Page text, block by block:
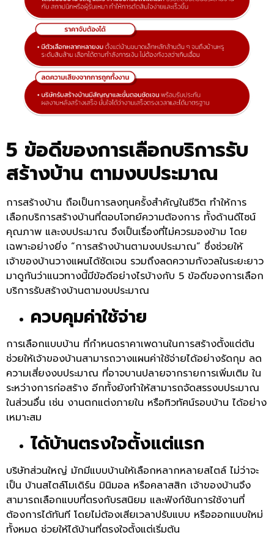
5 ข้อดีของการเลือกบริการรับ
สร้างบ้าน ตามงบประมาณ
การสร้างบ้าน ถือเป็นการลงทุนครั้งสำคัญในชีวิต ทำให้การ
เลือกบริการสร้างบ้านที่ตอบโจทย์ความต้องการ ทั้งด้านดีไซน์
คุณภาพ และงบประมาณ จึงเป็นเรื่องที่ไม่ควรมองข้าม โดย
เฉพาะอย่างยิ่ง “การสร้างบ้านตามงบประมาณ” ซึ่งช่วยให้
เจ้าของบ้านวางแผนได้ชัดเจน รวมถึงลดความกังวลในระยะยาว
มาดูกันว่าแนวทางนี้มีข้อดีอย่างไรบ้างกับ 5 ข้อดีของการเลือก
บริการรับสร้างบ้านตามงบประมาณ
ควบคุมค่าใช้จ่าย
การเลือกแบบบ้าน ที่กำหนดราคาเพดานในการสร้างตั้งแต่ต้น
ช่วยให้เจ้าของบ้านสามารถวางแผนค่าใช้จ่ายได้อย่างรัดกุม ลด
ความเสี่ยงงบประมาณ ที่อาจบานปลายจากรายการเพิ่มเติม ใน
ระหว่างการก่อสร้าง อีกทั้งยังทำให้สามารถจัดสรรงบประมาณ
ในส่วนอื่น เช่น งานตกแต่งภายใน หรือทิวทัศน์รอบบ้าน ได้อย่าง
เหมาะสม
ได้บ้านตรงใจตั้งแต่แรก
บริษัทส่วนใหญ่ มักมีแบบบ้านให้เลือกหลากหลายสไตล์ ไม่ว่าจะ
เป็น บ้านสไตล์โมเดิร์น มินิมอล หรือคลาสสิก เจ้าของบ้านจึง
สามารถเลือกแบบที่ตรงกับรสนิยม และฟังก์ชันการใช้งานที่
ต้องการได้ทันที โดยไม่ต้องเสียเวลาปรับแบบ หรือออกแบบใหม่
ทั้งหมด ช่วยให้ได้บ้านที่ตรงใจตั้งแต่เริ่มต้น